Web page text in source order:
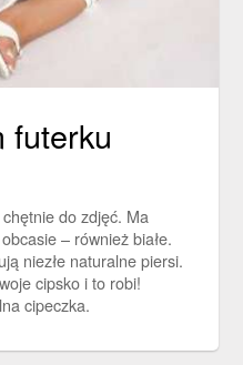
futerku
do zdjęć. Ma
– również białe.
niezłe naturalne piersi.
cipsko i to robi!
cipeczka.